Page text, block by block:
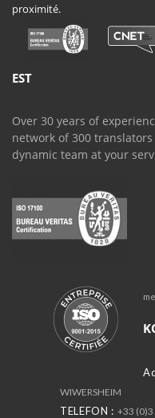
proximité.
EST
Over 30 years of
network of 300
dynamic team at your
WIWERSHEIM
TELEFON : +33 (0)3